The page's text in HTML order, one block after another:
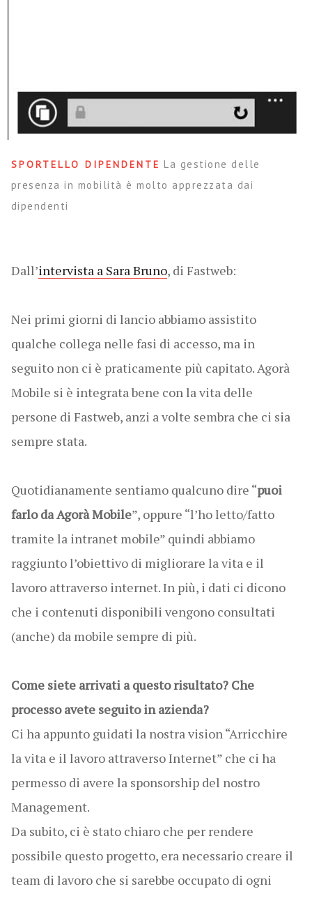
SPORTELLO DIPENDENTE La gestione delle
presenza in mobilità è molto apprezzata dai
dipendenti
Dall’intervista a Sara Bruno, di Fastweb:
Nei primi giorni di lancio abbiamo assistito
qualche collega nelle fasi di accesso, ma in
seguito non ci è praticamente più capitato. Agorà
Mobile si è integrata bene con la vita delle
persone di Fastweb, anzi a volte sembra che ci sia
sempre stata.
Quotidianamente sentiamo qualcuno dire “puoi
farlo da Agorà Mobile”, oppure “l’ho letto/fatto
tramite la intranet mobile” quindi abbiamo
raggiunto l’obiettivo di migliorare la vita e il
lavoro attraverso internet. In più, i dati ci dicono
che i contenuti disponibili vengono consultati
(anche) da mobile sempre di più.
Come siete arrivati a questo risultato? Che
processo avete seguito in azienda?
Ci ha appunto guidati la nostra vision “Arricchire
la vita e il lavoro attraverso Internet” che ci ha
permesso di avere la sponsorship del nostro
Management.
Da subito, ci è stato chiaro che per rendere
possibile questo progetto, era necessario creare il
team di lavoro che si sarebbe occupato di ogni